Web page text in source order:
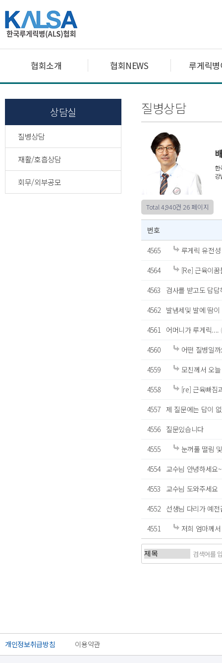
협회소개 협회NEWS 루게릭
상담실
질병상담
재활/호흡상담
회무/외부공모
질병상담
Total 4,940건 26 페이지
번호
4565
루게릭 유전
4564
[Re] 근육이꿈
4563
검사를 받고도 답답
4562
발냄세및 발에 땀
4561
어머니가 루게릭....
4560
어떤 질병일까
4559
모친께서 오
4558
[re] 근육빠짐
4557 제 질문에는 답이
4556
질문있습니다
4555
눈꺼풀 떨림
4554
교수님 안녕하세요
4553
교수님 도와주세요
4552
선생님 다리가 예
4551
저희 엄마께
개인정보취급방침 이용약관